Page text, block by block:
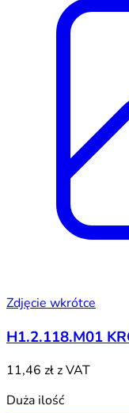
Zdjęcie wkrótce
H1.2.118.M01
11,46 złz VAT
Duża ilość